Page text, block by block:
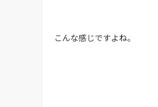
こんな感じですよね。